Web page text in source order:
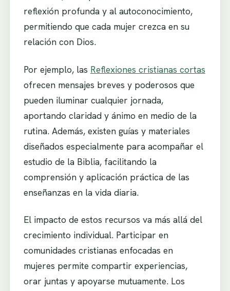
reflexión profunda y al autoconocimiento,
permitiendo que cada mujer crezca en su
relación con Dios.
Por ejemplo, las Reflexiones cristianas cortas
ofrecen mensajes breves y poderosos que
pueden iluminar cualquier jornada,
aportando claridad y ánimo en medio de la
rutina. Además, existen guías y materiales
diseñados especialmente para acompañar el
estudio de la Biblia, facilitando la
comprensión y aplicación práctica de las
enseñanzas en la vida diaria.
El impacto de estos recursos va más allá del
crecimiento individual. Participar en
comunidades cristianas enfocadas en
mujeres permite compartir experiencias,
orar juntas y apoyarse mutuamente. Los